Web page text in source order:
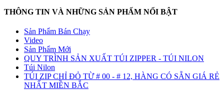
THÔNG TIN VÀ NHỮNG SẢN PHẤM NỔI BẬT
Sản Phẩm Bán Chạy
Video
Sản Phẩm Mới
QUY TRÌNH SẢN XUẤT TÚI ZIPPER - TÚI NILON
Túi Nilon
TÚI ZIP CHỈ ĐỎ TỪ # 00 - # 12, HÀNG CÓ SẴN GIÁ RẺ
NHẤT MIỀN BẮC